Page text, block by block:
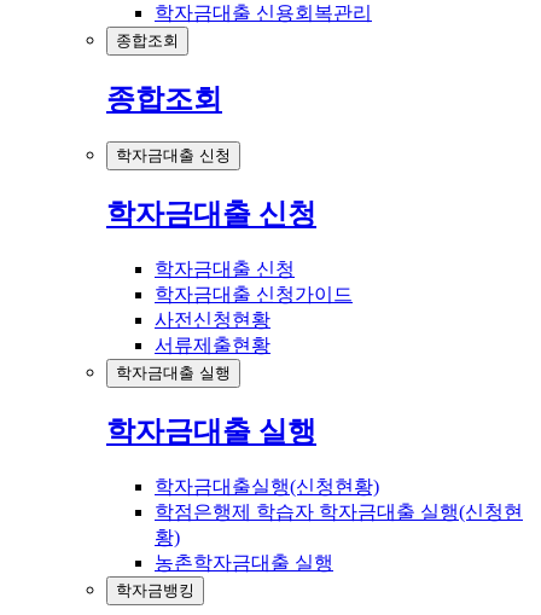
학자금대출 신용회복관리
종합조회
종합조회
학자금대출 신청
학자금대출 신청
학자금대출 신청
학자금대출 신청가이드
사전신청현황
서류제출현황
학자금대출 실행
학자금대출 실행
학자금대출실행(신청현황)
학점은행제 학습자 학자금대출 실행(신청현
황)
농촌학자금대출 실행
학자금뱅킹